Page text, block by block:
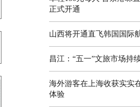
正式开通
山西将开通直飞韩国国际
昌江：“五一”文旅市场持
海外游客在上海收获实实
体验